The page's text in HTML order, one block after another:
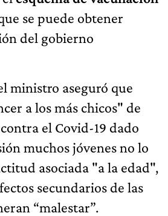
se puede obtener
del gobierno
ministro aseguró que
a los más chicos" de
el Covid-19 dado
muchos jóvenes no lo
asociada "a la edad",
secundarios de las
“malestar”.